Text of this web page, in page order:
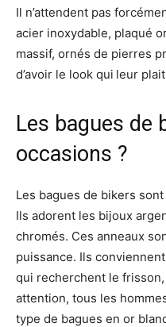
Il n’attendent pas
acier inoxydable, plaqué
massif, ornés de pierres
d’avoir le look qui leur
Les bagues de
occasions ?
Les bagues de bikers
Ils adorent les bijoux
chromés. Ces anneaux
puissance. Ils
qui recherchent le
attention, tous les
type de bagues en or